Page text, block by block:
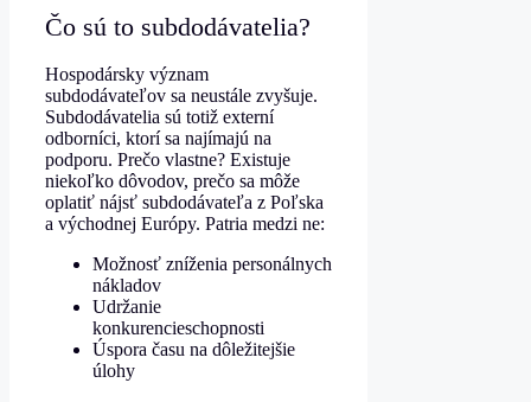
Čo sú to subdodávatelia?
Hospodársky význam
subdodávateľov sa neustále zvyšuje.
Subdodávatelia sú totiž externí
odborníci, ktorí sa najímajú na
podporu. Prečo vlastne? Existuje
niekoľko dôvodov, prečo sa môže
oplatiť nájsť subdodávateľa z Poľska
a východnej Európy. Patria medzi ne:
Možnosť zníženia personálnych
nákladov
Udržanie
konkurencieschopnosti
Úspora času na dôležitejšie
úlohy